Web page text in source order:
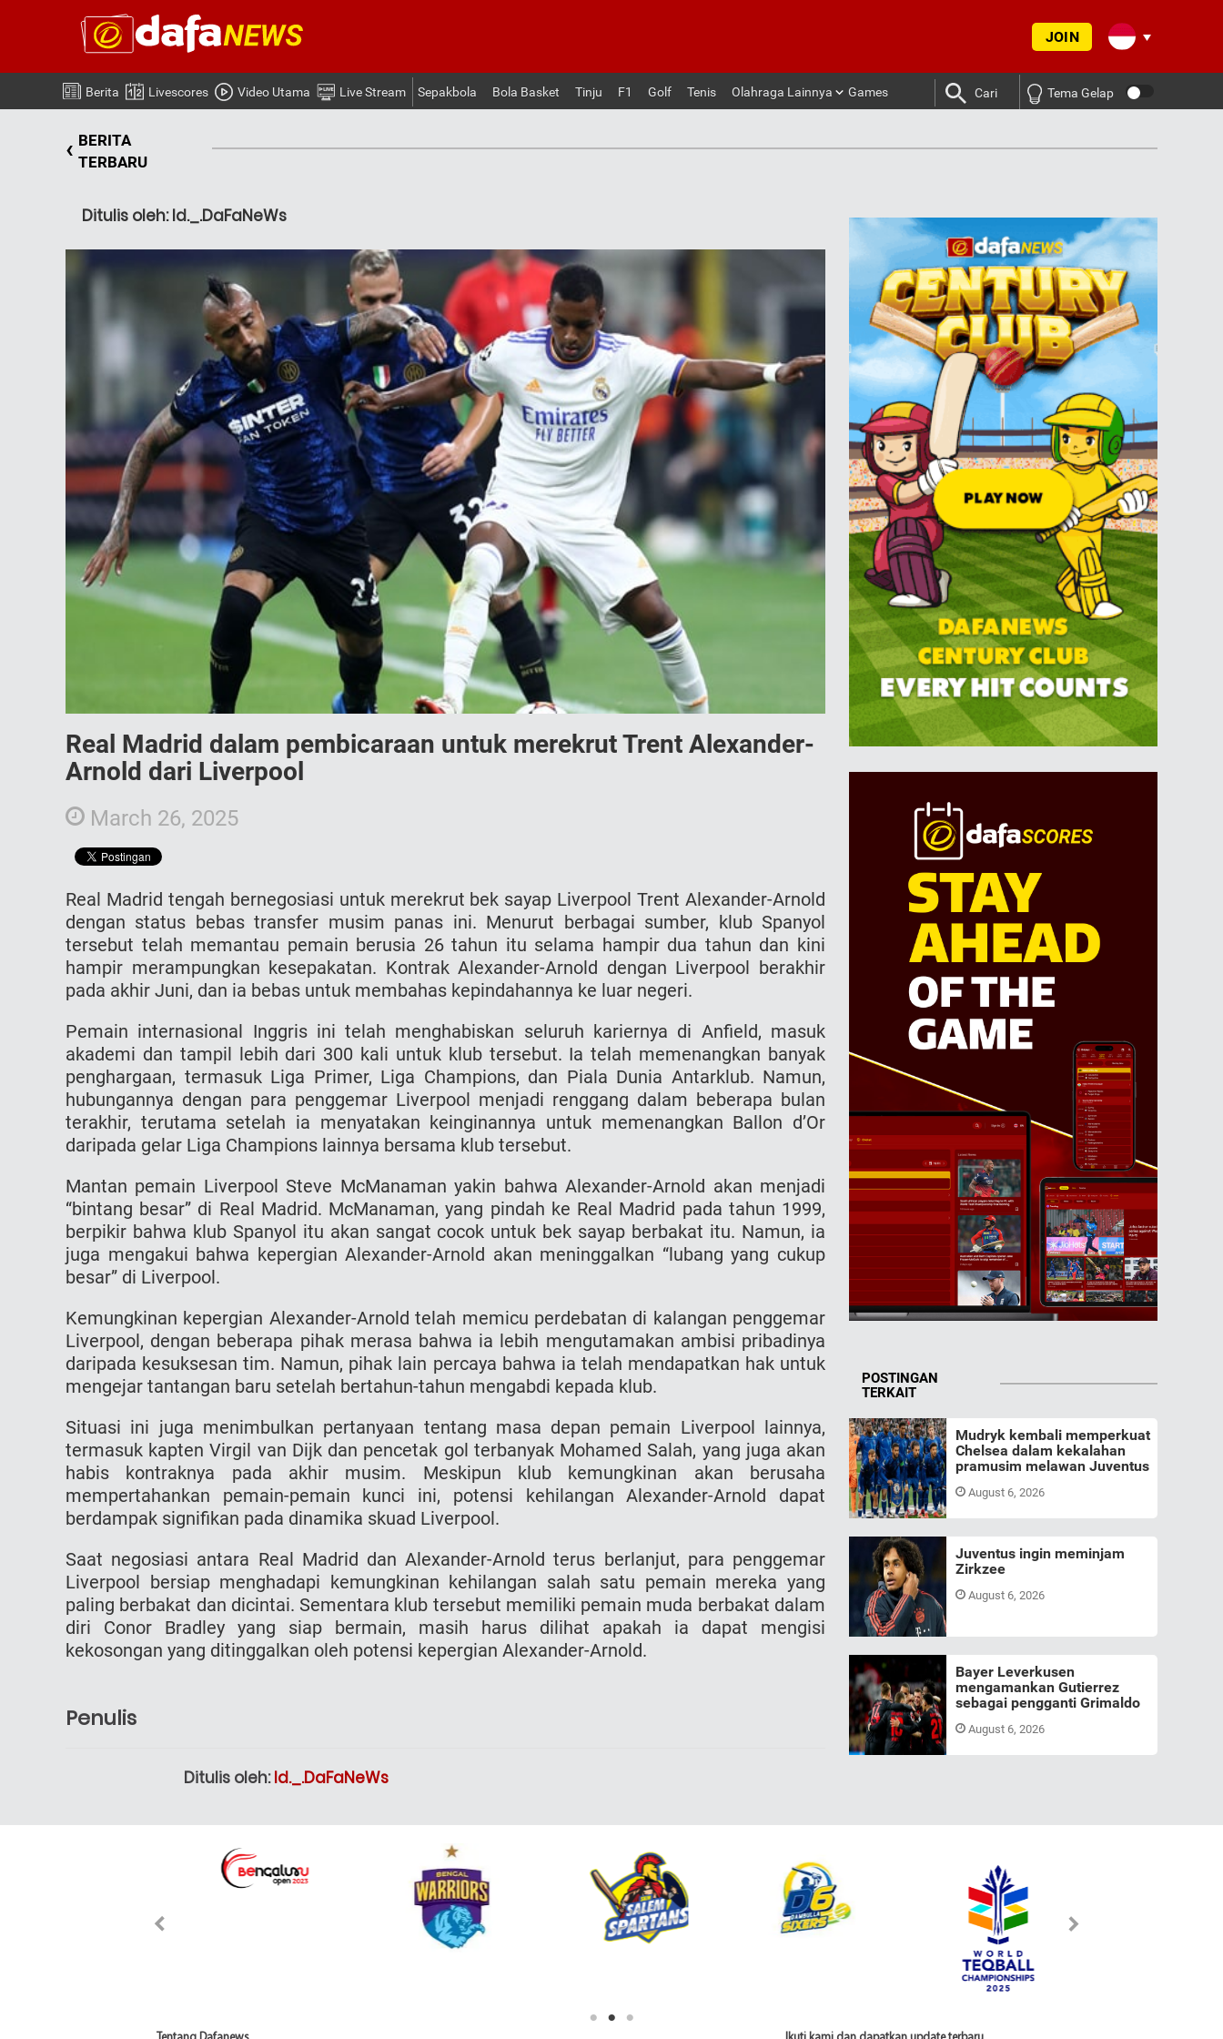
JOIN
Berita Livescores Video Utama Live Stream Sepakbola Bola Basket Tinju F1 Golf Tenis Olahraga Lainnya Games Cari Tema Gelap
‹ BERITA
TERBARU
Ditulis oleh: Id._.DaFaNeWs
Real Madrid dalam pembicaraan untuk merekrut Trent Alexander-
Arnold dari Liverpool
March 26, 2025
Real Madrid tengah bernegosiasi untuk merekrut bek sayap Liverpool Trent Alexander-Arnold
dengan status bebas transfer musim panas ini. Menurut berbagai sumber, klub Spanyol
tersebut telah memantau pemain berusia 26 tahun itu selama hampir dua tahun dan kini
hampir merampungkan kesepakatan. Kontrak Alexander-Arnold dengan Liverpool berakhir
pada akhir Juni, dan ia bebas untuk membahas kepindahannya ke luar negeri.
Pemain internasional Inggris ini telah menghabiskan seluruh kariernya di Anfield, masuk
akademi dan tampil lebih dari 300 kali untuk klub tersebut. Ia telah memenangkan banyak
penghargaan, termasuk Liga Primer, Liga Champions, dan Piala Dunia Antarklub. Namun,
hubungannya dengan para penggemar Liverpool menjadi renggang dalam beberapa bulan
terakhir, terutama setelah ia menyatakan keinginannya untuk memenangkan Ballon d’Or
daripada gelar Liga Champions lainnya bersama klub tersebut.
Mantan pemain Liverpool Steve McManaman yakin bahwa Alexander-Arnold akan menjadi
“bintang besar” di Real Madrid. McManaman, yang pindah ke Real Madrid pada tahun 1999,
berpikir bahwa klub Spanyol itu akan sangat cocok untuk bek sayap berbakat itu. Namun, ia
juga mengakui bahwa kepergian Alexander-Arnold akan meninggalkan “lubang yang cukup
besar” di Liverpool.
Kemungkinan kepergian Alexander-Arnold telah memicu perdebatan di kalangan penggemar
Liverpool, dengan beberapa pihak merasa bahwa ia lebih mengutamakan ambisi pribadinya
daripada kesuksesan tim. Namun, pihak lain percaya bahwa ia telah mendapatkan hak untuk
mengejar tantangan baru setelah bertahun-tahun mengabdi kepada klub.
Situasi ini juga menimbulkan pertanyaan tentang masa depan pemain Liverpool lainnya,
termasuk kapten Virgil van Dijk dan pencetak gol terbanyak Mohamed Salah, yang juga akan
habis kontraknya pada akhir musim. Meskipun klub kemungkinan akan berusaha
mempertahankan pemain-pemain kunci ini, potensi kehilangan Alexander-Arnold dapat
berdampak signifikan pada dinamika skuad Liverpool.
Saat negosiasi antara Real Madrid dan Alexander-Arnold terus berlanjut, para penggemar
Liverpool bersiap menghadapi kemungkinan kehilangan salah satu pemain mereka yang
paling berbakat dan dicintai. Sementara klub tersebut memiliki pemain muda berbakat dalam
diri Conor Bradley yang siap bermain, masih harus dilihat apakah ia dapat mengisi
kekosongan yang ditinggalkan oleh potensi kepergian Alexander-Arnold.
Penulis
Ditulis oleh:Id._.DaFaNeWs
POSTINGAN
TERKAIT
Mudryk kembali memperkuat
Chelsea dalam kekalahan
pramusim melawan Juventus
August 6, 2026
Juventus ingin meminjam
Zirkzee
August 6, 2026
Bayer Leverkusen
mengamankan Gutierrez
sebagai pengganti Grimaldo
August 6, 2026